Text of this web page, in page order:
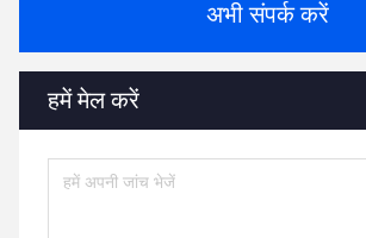
अभी संपर्क करें
हमें मेल करें